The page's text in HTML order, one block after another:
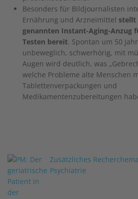
Besonders für Bildjournalisten
Ernährung und Arzneimittel stellt
genannten Instant-Aging-Anzug
Testen bereit. Spontan um 50
unbeweglich, schwerhörig, mit
Augen wird deutlich, was
welche Probleme alte Menschen
Tablettenverpackungen und
Medikamentenzubereitungen
Zusätzliches
Psychiatrie